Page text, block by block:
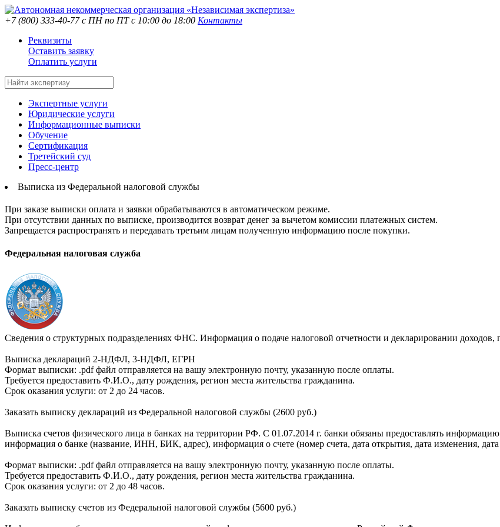
+7 (800) 333-40-77с ПН по ПТ с 10:00 до 18:00 Контакты
Реквизиты
Оставить заявку
Оплатить услуги
Экспертные услуги
Юридические услуги
Информационные выписки
Обучение
Сертификация
Третейский суд
Пресс-центр
Выписка из Федеральной налоговой службы
При заказе выписки оплата и заявки обрабатываются в автоматическом режиме.
При отсутствии данных по выписке, производится возврат денег за вычетом комиссии платежных систем.
Запрещается распространять и передавать третьим лицам полученную информацию после покупки.
Федеральная налоговая служба
Сведения о структурных подразделениях ФНС. Информация о подаче налоговой отчетности и декларировании доходов,
Выписка деклараций 2-НДФЛ, 3-НДФЛ, ЕГРН
Формат выписки: .pdf файл отправляется на вашу электронную почту, указанную после оплаты.
Требуется предоставить Ф.И.О., дату рождения, регион места жительства гражданина.
Срок оказания услуги: от 2 до 24 часов.
Заказать выписку деклараций из Федеральной налоговой службы (2600 руб.)
Выписка счетов физического лица в банках на территории РФ. С 01.07.2014 г. банки обязаны предоставлять
информация о банке (название, ИНН, БИК, адрес), информация о счете (номер счета, дата открытия, дата изменения, дата
Формат выписки: .pdf файл отправляется на вашу электронную почту, указанную после оплаты.
Требуется предоставить Ф.И.О., дату рождения, регион места жительства гражданина.
Срок оказания услуги: от 2 до 48 часов.
Заказать выписку счетов из Федеральной налоговой службы (5600 руб.)